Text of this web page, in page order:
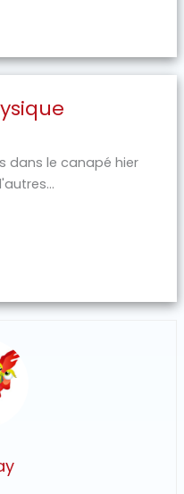
dans le canapé hier